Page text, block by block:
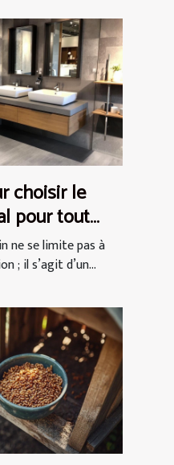
choisir le
pour tout
ne se limite pas à
; il s’agit d’un...